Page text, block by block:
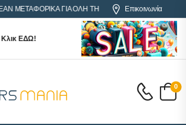
ΜΕΤΑΦΟΡΙΚΑ ΓΙΑ ΟΛΗ ΤΗΝ ΕΛΛΑΔΑΕπικοινωνία
ΕΔΩ!
0